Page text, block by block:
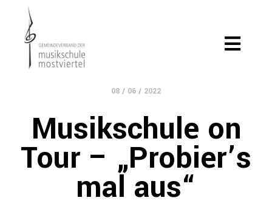
08 / 06 / 2022
Musikschule on
Tour – „Probier’s
mal aus“